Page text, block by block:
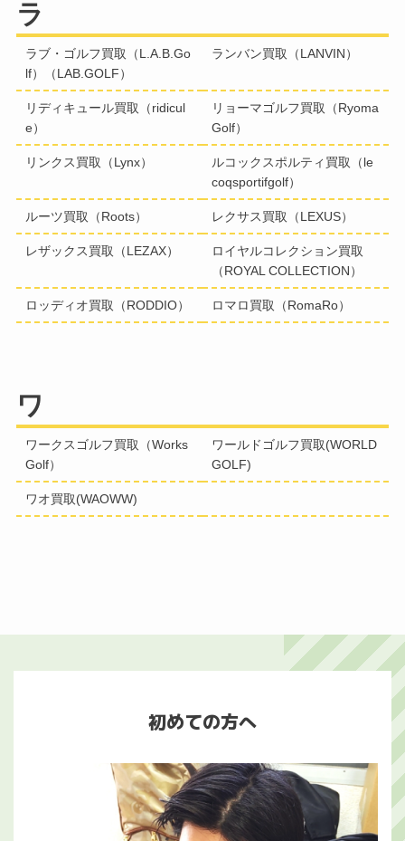
ラ
ラブ・ゴルフ買取（L.A.B.Go
lf）（LAB.GOLF）
ランバン買取（LANVIN）
リディキュール買取（ridicul
e）
リョーマゴルフ買取（Ryoma
Golf）
リンクス買取（Lynx）
ルコックスポルティ買取（le
coqsportifgolf）
ルーツ買取（Roots） レクサス買取（LEXUS）
レザックス買取（LEZAX）
ロイヤルコレクション買取
（ROYAL COLLECTION）
ロッディオ買取（RODDIO） ロマロ買取（RomaRo）
ワ
ワークスゴルフ買取（Works
Golf）
ワールドゴルフ買取(WORLD
GOLF)
ワオ買取(WAOWW)
初めての方へ